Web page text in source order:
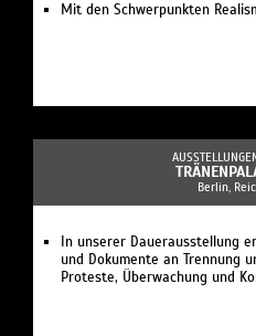
Mit den Schwerpunkten
Berlin,
In unserer Dauerausstellung
und Dokumente an Trennung
Proteste, Überwachung und